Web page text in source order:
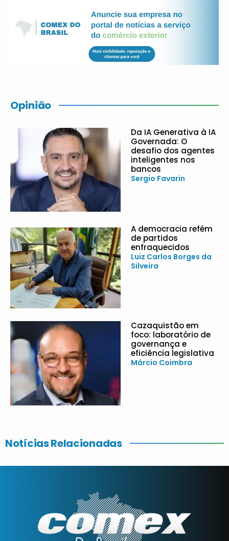
Opinião
Da IA Generativa à IA
Governada: O
desafio dos agentes
inteligentes nos
bancos
Sergio Favarin
A democracia refém
de partidos
enfraquecidos
Luiz Carlos Borges da
Silveira
Cazaquistão em
foco: laboratório de
governança e
eficiência legislativa
Márcio Coimbra
Notícias Relacionadas